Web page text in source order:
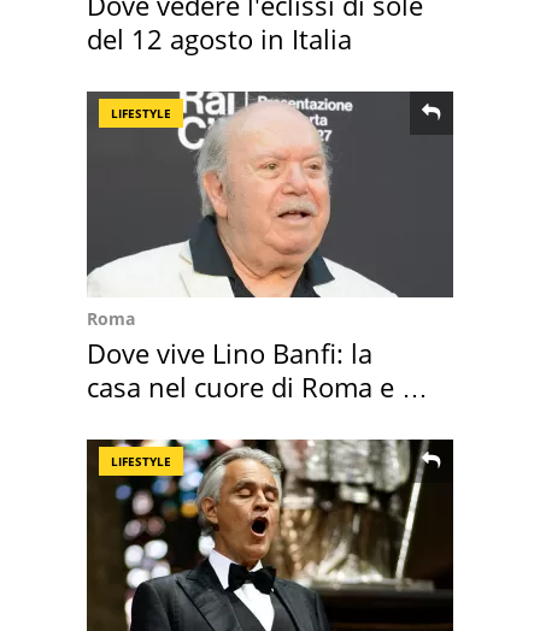
del 12 agosto in Italia
LIFESTYLE
Roma
Dove vive Lino Banfi: la
casa nel cuore di Roma e i
LIFESTYLE